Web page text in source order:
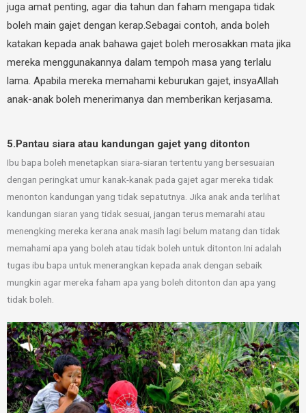
juga amat penting, agar dia tahun dan faham mengapa tidak
boleh main gajet dengan kerap.Sebagai contoh, anda boleh
katakan kepada anak bahawa gajet boleh merosakkan mata jika
mereka menggunakannya dalam tempoh masa yang terlalu
lama. Apabila mereka memahami keburukan gajet, insyaAllah
anak-anak boleh menerimanya dan memberikan kerjasama.
5.Pantau siara atau kandungan gajet yang ditonton
Ibu bapa boleh menetapkan siara-siaran tertentu yang bersesuaian
dengan peringkat umur kanak-kanak pada gajet agar mereka tidak
menonton kandungan yang tidak sepatutnya. Jika anak anda terlihat
kandungan siaran yang tidak sesuai, jangan terus memarahi atau
menengking mereka kerana anak masih lagi belum matang dan tidak
memahami apa yang boleh atau tidak boleh untuk ditonton.Ini adalah
tugas ibu bapa untuk menerangkan kepada anak dengan sebaik
mungkin agar mereka faham apa yang boleh ditonton dan apa yang
tidak boleh.